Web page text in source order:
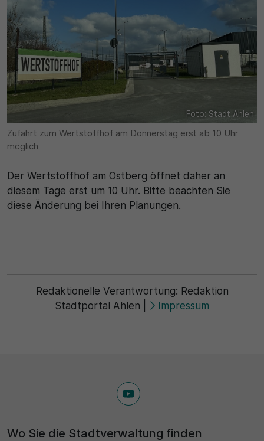
Foto: Stadt Ahlen
Zufahrt zum Wertstoffhof am Donnerstag erst ab 10 Uhr
möglich
Der Wertstoffhof am Ostberg öffnet daher an
diesem Tage erst um 10 Uhr. Bitte beachten Sie
diese Änderung bei Ihren Planungen.
Redaktionelle Verantwortung: Redaktion
Stadtportal Ahlen
Impressum
Wo Sie die Stadtverwaltung finden
SgCookieOptin.lastPreferences
Anbieter
Cookie Consent / Ahlen
Laufzeit
1 Jahr
Zweck
Dieser Wert speichert Ihre Consent-Einstellungen.
Unter anderem eine zufällig generierte ID, für die
historische Speicherung Ihrer vorgenommen
Laufzeit
1 Jahr
Zweck
Wird für statistische Zwecke verwendet, um Details
wie die eindeutige Besucher-ID zu speichern.
Name
_pk_ses\..*$
Anbieter
30 Minuten